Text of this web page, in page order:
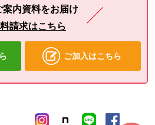
案内資料をお届け
請求はこちら
ご加入はこちら